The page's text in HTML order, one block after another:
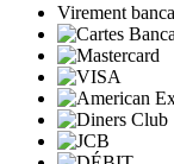
Virement